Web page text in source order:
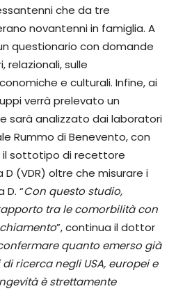
che da tre
novantenni in famiglia. A
questionario con domande
relazionali, sulle
e culturali. Infine, ai
verrà prelevato un
sarà analizzato dai laboratori
Rummo di Benevento, con
il sottotipo di recettore
(VDR) oltre che misurare i
“Con questo studio,
tra le comorbilità con
”, continua il dottor
quanto emerso già
ricerca negli USA, europei e
è strettamente